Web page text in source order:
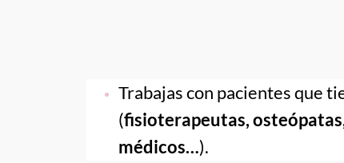
(fisioterapeutas,
médicos…).